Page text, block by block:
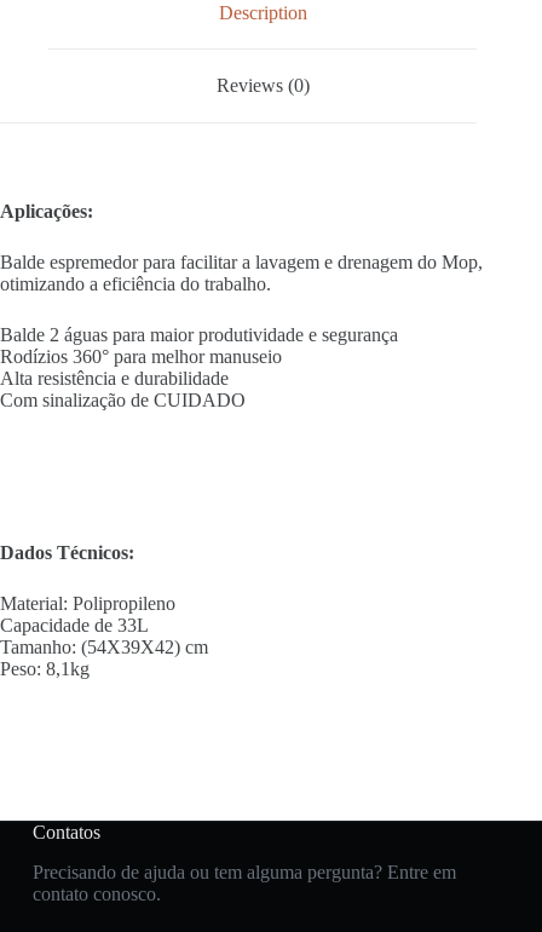
Description
Reviews (0)
Aplicações:
Balde espremedor para facilitar a lavagem e drenagem do Mop,
otimizando a eficiência do trabalho.
Balde 2 águas para maior produtividade e segurança
Rodízios 360° para melhor manuseio
Alta resistência e durabilidade
Com sinalização de CUIDADO
Dados Técnicos:
Material: Polipropileno
Capacidade de 33L
Tamanho: (54X39X42) cm
Peso: 8,1kg
Contatos
Precisando de ajuda ou tem alguma pergunta? Entre em
contato conosco.